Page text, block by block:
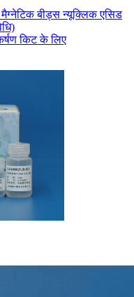
बीड्स न्यूक्लिक एसिड
किट के लिए